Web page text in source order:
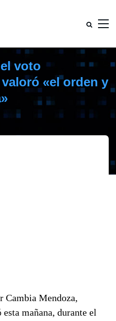
voto
«el orden y
Cambia Mendoza,
mañana, durante el